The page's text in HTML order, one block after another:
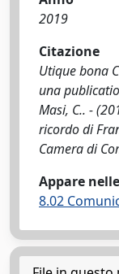
2019
Citazione
Utique bona
una
Masi, C.. -
ricordo di
Camera di
Appare
8.02